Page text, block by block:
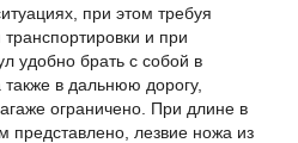
при этом требуя
и при
удобно брать с собой в
в дальнюю дорогу,
ограничено. При длине в
представлено, лезвие ножа из